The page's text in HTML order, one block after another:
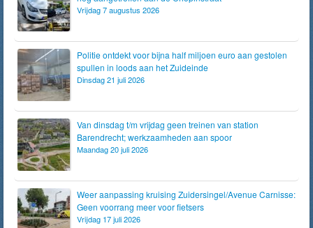
Vrijdag 7 augustus 2026
Politie ontdekt voor bijna half miljoen euro aan gestolen
spullen in loods aan het Zuideinde
Dinsdag 21 juli 2026
Van dinsdag t/m vrijdag geen treinen van station
Barendrecht; werkzaamheden aan spoor
Maandag 20 juli 2026
Weer aanpassing kruising Zuidersingel/Avenue Carnisse:
Geen voorrang meer voor fietsers
Vrijdag 17 juli 2026